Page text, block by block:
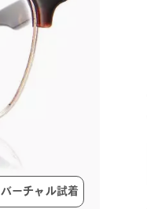
バーチャル試着